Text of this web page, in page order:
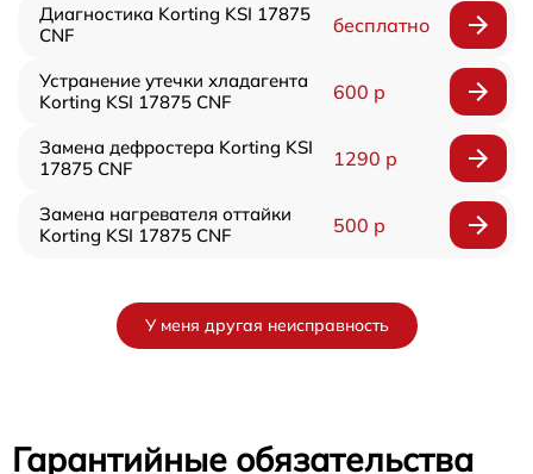
Диагностика Korting KSI 17875
CNF
бесплатно
Устранение утечки хладагента
Korting KSI 17875 CNF
600 р
Замена дефростера Korting KSI
17875 CNF
1290 р
Замена нагревателя оттайки
Korting KSI 17875 CNF
500 р
У меня другая неисправность
Гарантийные обязательства